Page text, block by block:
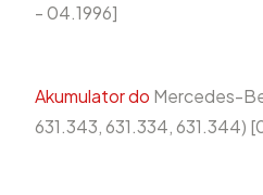
- 04.1996]
Akumulator do Mercedes-
631.343, 631.334, 631.344)